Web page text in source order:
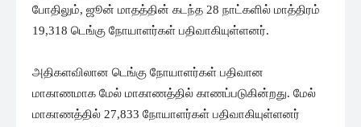
போதிலும், ஜூன் மாதத்தின் கடந்த 28 நாட்களில் மாத்திரம்
19,318 டெங்கு நோயாளர்கள் பதிவாகியுள்ளனர்.
அதிகளவிலான டெங்கு நோயாளர்கள் பதிவான
மாகாணமாக மேல் மாகாணத்தில் காணப்படுகின்றது. மேல்
மாகாணத்தில் 27,833 நோயாளர்கள் பதிவாகியுள்ளனர்